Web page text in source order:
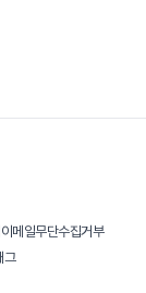
이메일무단수집거부
그